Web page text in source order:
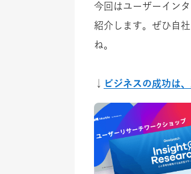
今回はユーザーイン
紹介します。ぜひ自
ね。
ビジネスの成功は